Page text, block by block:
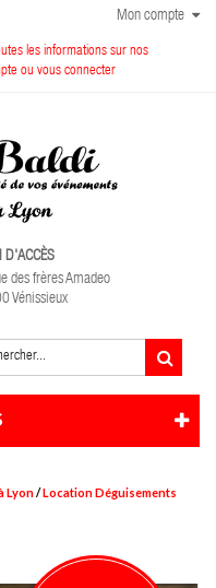
Mon compte
les informations sur nos
ou vous connecter
D'ACCÈS
des frères Amadeo
Vénissieux
Lyon
Location Déguisements